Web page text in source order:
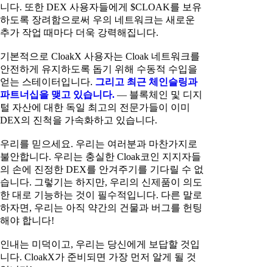
니다. 또한 DEX 사용자들에게 $CLOAK를 보유
하도록 장려함으로써 우의 네트워크는 새로운
추가 작업 때마다 더욱 강력해집니다.
기본적으로 CloakX 사용자는 Cloak 네트워크를
안전하게 유지하도록 돕기 위해 수동적 수입을
얻는 스테이터입니다. 그리고 최근 체인슬링과
파트너십을 맺고 있습니다. — 블록체인 및 디지
털 자산에 대한 독일 최고의 전문가들이 이미
DEX의 진척을 가속화하고 있습니다.
우리를 믿으세요. 우리는 여러분과 마찬가지로
불안합니다. 우리는 충실한 Cloak코인 지지자들
의 손에 진정한 DEX를 안겨주기를 기다릴 수 없
습니다. 그렇기는 하지만, 우리의 신제품이 의도
한 대로 기능하는 것이 필수적입니다. 다른 말로
하자면, 우리는 아직 약간의 건물과 버그를 헌팅
해야 합니다!
인내는 미덕이고, 우리는 당신에게 보답할 것입
니다. CloakX가 준비되면 가장 먼저 알게 될 것